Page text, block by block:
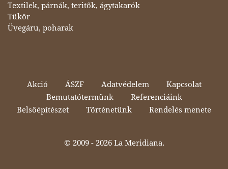
Textilek, párnák, teritők, ágytakarók
Tükör
Üvegáru, poharak
Akció ÁSZF Adatvédelem
Kapcsolat
Bemutatótermünk
Referenciáink
Belsőépítészet
Történetünk Rendelés menete
© 2009 - 2026 La Meridiana.